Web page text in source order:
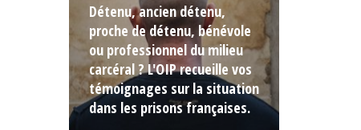
Détenu, ancien détenu,
proche de détenu, bénévole
ou professionnel du milieu
carcéral ? L'OIP recueille vos
témoignages sur la situation
dans les prisons françaises.